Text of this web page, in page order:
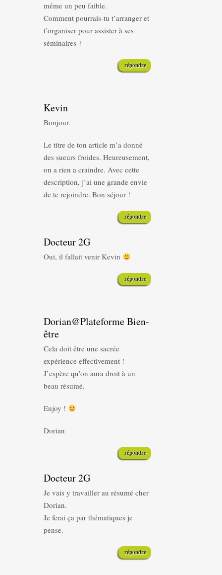
même un peu faible.
Comment pourrais-tu t’arranger et
t’organiser pour assister à ses
séminaires ?
répondre
Kevin
Bonjour.
Le titre de ton article m’a donné
des sueurs froides. Heureusement,
on a rien a craindre. Avec cette
description, j’ai une grande envie
de te rejoindre. Bon séjour !
répondre
Docteur 2G
Oui, il fallait venir Kevin
répondre
Dorian@Plateforme Bien-
être
Cela doit être une sacrée
expérience effectivement !
J’espère qu’on aura droit à un
beau résumé.
Enjoy !
Dorian
répondre
Docteur 2G
Je vais y travailler au résumé cher
Dorian.
Je ferai ça par thématiques je
pense.
répondre